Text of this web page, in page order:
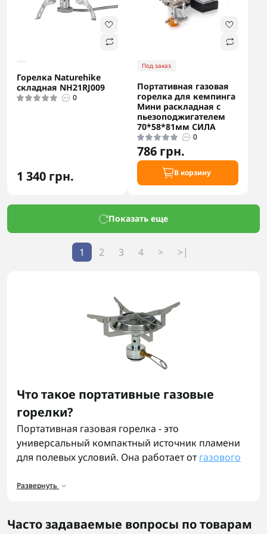
Горелка Naturehike
складная NH21RJ009
0
1 340 грн.
Под заказ
Портативная газовая
горелка для кемпинга
Мини раскладная с
пьезоподжигателем
70*58*81мм СИЛА
0
786 грн.
В корзину
Показать еще
1 2 3 4 > >|
Что такое портативные газовые
горелки?
Портативная газовая горелка - это
универсальный компактный источник пламени
для полевых условий. Она работает отгазового
баллона
мощности и ветрозащиту, что делает ее удобной
идеальны для кемпинга, экспедиций или
Развернуть
Часто задаваемые вопросы по товарам